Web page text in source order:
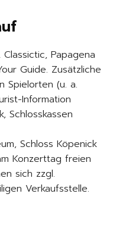
Papagena
Guide. Zusätzliche
Spielorten (u. a.
Information
Schlosskassen
Schloss Köpenick
Konzerttag freien
sich zzgl.
Verkaufsstelle.